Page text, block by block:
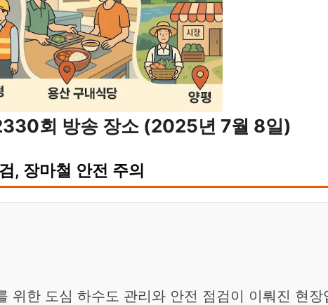
회 방송 장소 (2025년 7월 8일)
, 장마철 안전 주의
위한 도심 하수도 관리와 안전 점검이 이뤄진 현장